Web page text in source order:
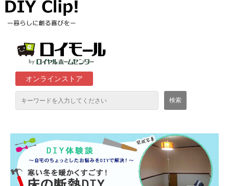
オンラインストア
ロイヤルホームセンター店舗